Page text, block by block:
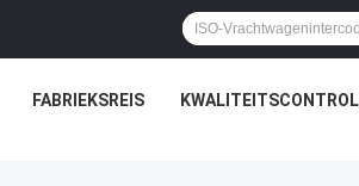
FABRIEKSREIS